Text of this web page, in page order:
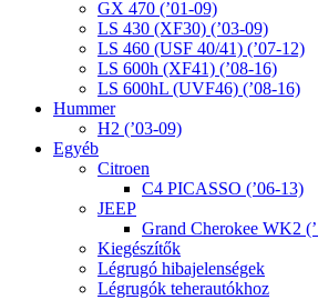
GX 470 (’01-09)
LS 430 (XF30) (’03-09)
LS 460 (USF 40/41) (’07-12)
LS 600h (XF41) (’08-16)
LS 600hL (UVF46) (’08-16)
Hummer
H2 (’03-09)
Egyéb
Citroen
C4 PICASSO (’06-13)
JEEP
Grand Cherokee WK2
Kiegészítők
Légrugó hibajelenségek
Légrugók teherautókhoz